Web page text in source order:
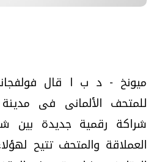
ميونخ - د ب ا قال
للمتحف الألمانى فى مدينة
شراكة رقمية جديدة بين
العملاقة والمتحف تتيح